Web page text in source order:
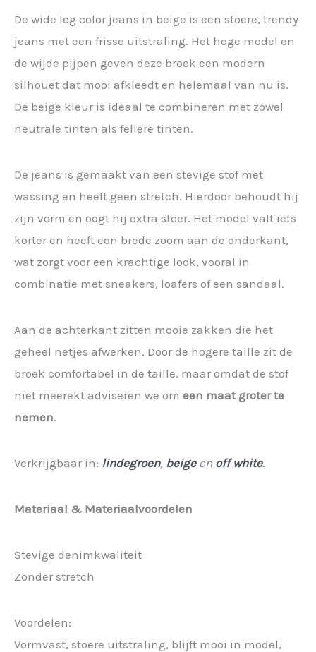
De wide leg color jeans in beige is een stoere, trendy
jeans met een frisse uitstraling. Het hoge model en
de wijde pijpen geven deze broek een modern
silhouet dat mooi afkleedt en helemaal van nu is.
De beige kleur is ideaal te combineren met zowel
neutrale tinten als fellere tinten.
De jeans is gemaakt van een stevige stof met
wassing en heeft geen stretch. Hierdoor behoudt hij
zijn vorm en oogt hij extra stoer. Het model valt iets
korter en heeft een brede zoom aan de onderkant,
wat zorgt voor een krachtige look, vooral in
combinatie met sneakers, loafers of een sandaal.
Aan de achterkant zitten mooie zakken die het
geheel netjes afwerken. Door de hogere taille zit de
broek comfortabel in de taille, maar omdat de stof
niet meerekt adviseren we om een maat groter te
nemen.
Verkrijgbaar in: lindegroen, beigeen off white.
Materiaal & Materiaalvoordelen
Stevige denimkwaliteit
Zonder stretch
Voordelen:
Vormvast, stoere uitstraling, blijft mooi in model,